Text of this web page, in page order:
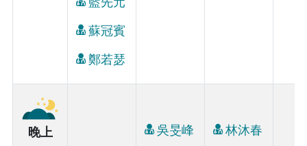
蘇冠賓
鄭若瑟
晚上 吳旻峰 林沐春